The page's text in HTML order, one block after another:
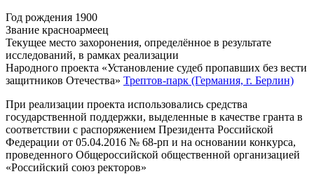
Год рождения 1900
Звание красноармеец
Текущее место захоронения, определённое в результате
исследований, в рамках реализации
Народного проекта «Установление судеб пропавших без вести
защитников Отечества» Трептов-парк (Германия, г. Берлин)
При реализации проекта использовались средства
государственной поддержки, выделенные в качестве гранта в
соответствии с распоряжением Президента Российской
Федерации от 05.04.2016 № 68-рп и на основании конкурса,
проведенного Общероссийской общественной организацией
«Российский союз ректоров»